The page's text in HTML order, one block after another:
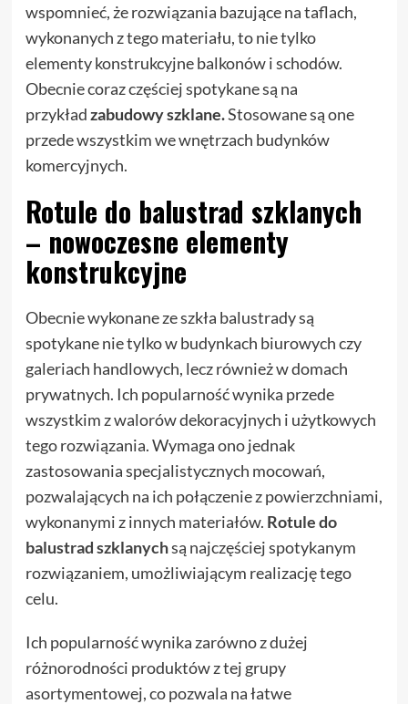
wspomnieć, że rozwiązania bazujące na taflach,
wykonanych z tego materiału, to nie tylko
elementy konstrukcyjne balkonów i schodów.
Obecnie coraz częściej spotykane są na
przykładzabudowy szklane.Stosowane są one
przede wszystkim we wnętrzach budynków
komercyjnych.
Rotule do balustrad szklanych
– nowoczesne elementy
konstrukcyjne
Obecnie wykonane ze szkła balustrady są
spotykane nie tylko w budynkach biurowych czy
galeriach handlowych, lecz również w domach
prywatnych. Ich popularność wynika przede
wszystkim z walorów dekoracyjnych i użytkowych
tego rozwiązania. Wymaga ono jednak
zastosowania specjalistycznych mocowań,
pozwalających na ich połączenie z powierzchniami,
wykonanymi z innych materiałów. Rotule do
balustrad szklanychsą najczęściej spotykanym
rozwiązaniem, umożliwiającym realizację tego
celu.
Ich popularność wynika zarówno z dużej
różnorodności produktów z tej grupy
asortymentowej, co pozwala na łatwe